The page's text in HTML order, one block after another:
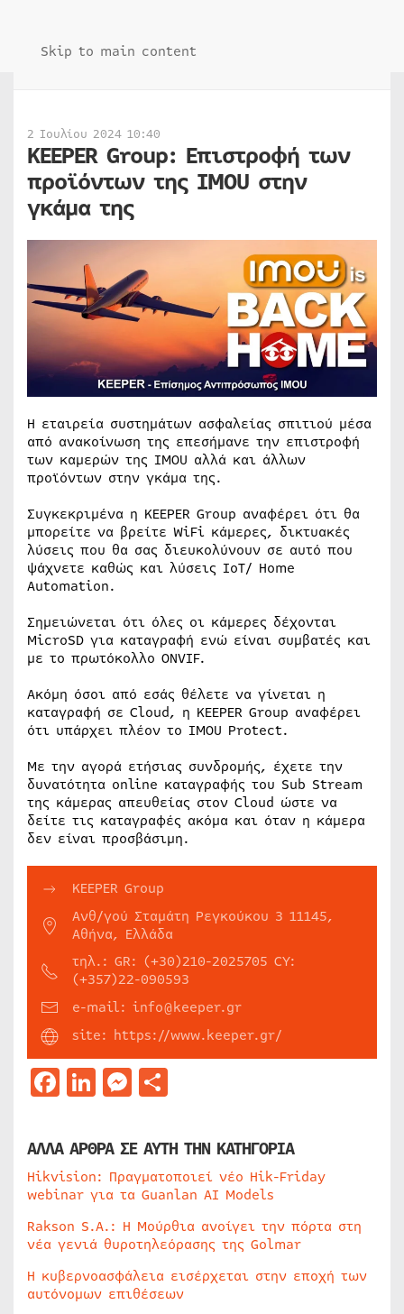
Skip to main content
2 Ιουλίου 2024 10:40
KEEPER Group: Επιστροφή των
προϊόντων της IMOU στην
γκάμα της
Η εταιρεία συστημάτων ασφαλείας σπιτιού μέσα
από ανακοίνωση της επεσήμανε την επιστροφή
των καμερών της IMOU αλλά και άλλων
προϊόντων στην γκάμα της.
Συγκεκριμένα η KEEPER Group αναφέρει ότι θα
μπορείτε να βρείτε WiFi κάμερες, δικτυακές
λύσεις που θα σας διευκολύνουν σε αυτό που
ψάχνετε καθώς και λύσεις IoT/ Home
Automation.
Σημειώνεται ότι όλες οι κάμερες δέχονται
MicroSD για καταγραφή ενώ είναι συμβατές και
με το πρωτόκολλο ONVIF.
Ακόμη όσοι από εσάς θέλετε να γίνεται η
καταγραφή σε Cloud, η KEEPER Group αναφέρει
ότι υπάρχει πλέον το IMOU Protect.
Με την αγορά ετήσιας συνδρομής, έχετε την
δυνατότητα online καταγραφής του Sub Stream
της κάμερας απευθείας στον Cloud ώστε να
δείτε τις καταγραφές ακόμα και όταν η κάμερα
δεν είναι προσβάσιμη.
KEEPER Group
Ανθ/γού Σταμάτη Ρεγκούκου 3 11145,
Αθήνα, Ελλάδα
τηλ.: GR: (+30)210-2025705 CY:
(+357)22-090593
e-mail: info@keeper.gr
site: https://www.keeper.gr/
Facebook
LinkedIn
Messenger
ΑΛΛΑ ΑΡΘΡΑ ΣΕ ΑΥΤΗ ΤΗΝ ΚΑΤΗΓΟΡΙΑ
Hikvision: Πραγματοποιεί νέο Hik-Friday
webinar για τα Guanlan AI Models
Rakson S.A.: Η Μούρθια ανοίγει την πόρτα στη
νέα γενιά θυροτηλεόρασης της Golmar
Η κυβερνοασφάλεια εισέρχεται στην εποχή των
αυτόνομων επιθέσεων